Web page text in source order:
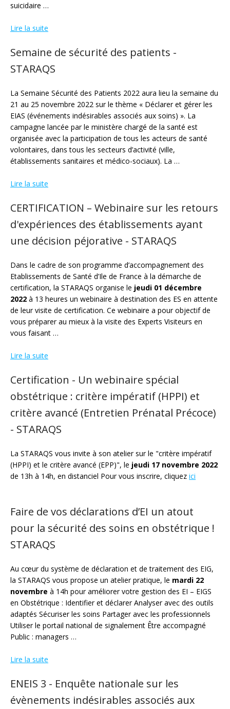
suicidaire …
Lire la suite
Semaine de sécurité des patients -
STARAQS
La Semaine Sécurité des Patients 2022 aura lieu la semaine du
21 au 25 novembre 2022 sur le thème « Déclarer et gérer les
EIAS (événements indésirables associés aux soins) ». La
campagne lancée par le ministère chargé de la santé est
organisée avec la participation de tous les acteurs de santé
volontaires, dans tous les secteurs d’activité (ville,
établissements sanitaires et médico-sociaux). La …
Lire la suite
CERTIFICATION – Webinaire sur les retours
d'expériences des établissements ayant
une décision péjorative - STARAQS
Dans le cadre de son programme d’accompagnement des
Etablissements de Santé d’Ile de France à la démarche de
certification, la STARAQS organise le jeudi 01 décembre
2022 à 13 heures un webinaire à destination des ES en attente
de leur visite de certification. Ce webinaire a pour objectif de
vous préparer au mieux à la visite des Experts Visiteurs en
vous faisant …
Lire la suite
Certification - Un webinaire spécial
obstétrique : critère impératif (HPPI) et
critère avancé (Entretien Prénatal Précoce)
- STARAQS
La STARAQS vous invite à son atelier sur le "critère impératif
(HPPI) et le critère avancé (EPP)", le jeudi 17 novembre 2022
de 13h à 14h, en distanciel Pour vous inscrire, cliquez ici
Faire de vos déclarations d’EI un atout
pour la sécurité des soins en obstétrique !
STARAQS
Au cœur du système de déclaration et de traitement des EIG,
la STARAQS vous propose un atelier pratique, le mardi 22
novembre à 14h pour améliorer votre gestion des EI – EIGS
en Obstétrique : Identifier et déclarer Analyser avec des outils
adaptés Sécuriser les soins Partager avec les professionnels
Utiliser le portail national de signalement Être accompagné
Public : managers …
Lire la suite
ENEIS 3 - Enquête nationale sur les
évènements indésirables associés aux